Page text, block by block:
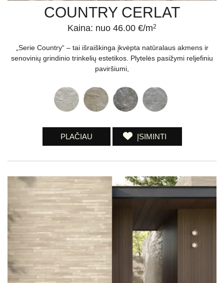
COUNTRY CERLAT
Kaina: nuo 46.00 €/m2
„Serie Country“ – tai išraiškinga įkvėpta natūralaus akmens ir
senovinių grindinio trinkelių estetikos. Plytelės pasižymi reljefiniu
paviršiumi,
PLAČIAU ĮSIMINTI